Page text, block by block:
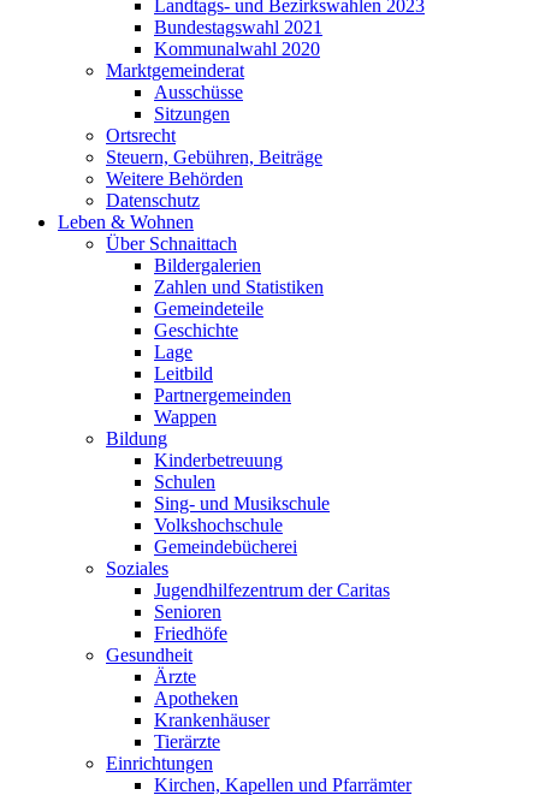
Landtags- und Bezirkswahlen 2023
Bundestagswahl 2021
Kommunalwahl 2020
Marktgemeinderat
Ausschüsse
Sitzungen
Ortsrecht
Steuern, Gebühren, Beiträge
Weitere Behörden
Datenschutz
Leben & Wohnen
Über Schnaittach
Bildergalerien
Zahlen und Statistiken
Gemeindeteile
Geschichte
Lage
Leitbild
Partnergemeinden
Wappen
Bildung
Kinderbetreuung
Schulen
Sing- und Musikschule
Volkshochschule
Gemeindebücherei
Soziales
Jugendhilfezentrum der Caritas
Senioren
Friedhöfe
Gesundheit
Ärzte
Apotheken
Krankenhäuser
Tierärzte
Einrichtungen
Kirchen, Kapellen und Pfarrämter